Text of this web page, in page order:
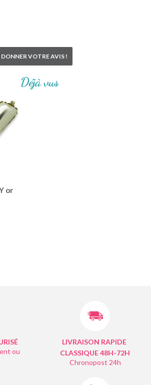
DONNER VOTRE AVIS !
Déjà vus
or
ou
LIVRAISON RAPIDE
CLASSIQUE 48H-72H
Chronopost 24h